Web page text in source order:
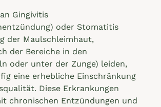
Gingivitis
oder Stomatitis
der Maulschleimhaut,
der Bereiche in den
oder unter der Zunge) leiden,
eine erhebliche Einschränkung
Diese Erkrankungen
chronischen Entzündungen und